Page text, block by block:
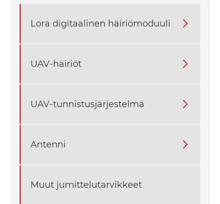
Lora digitaalinen häiriömoduuli 
UAV-häiriöt 
UAV-tunnistusjärjestelmä 
Antenni 
Muut jumittelutarvikkeet